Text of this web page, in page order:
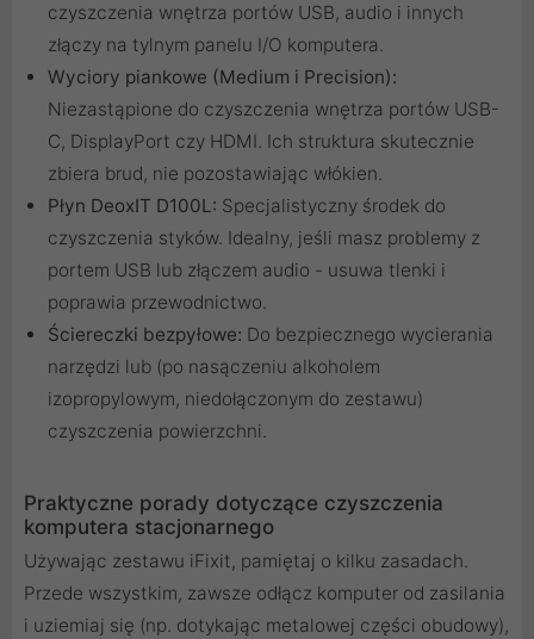
czyszczenia wnętrza portów USB, audio i innych
złączy na tylnym panelu I/O komputera.
Wyciory piankowe (Medium i Precision):
Niezastąpione do czyszczenia wnętrza portów USB-
C, DisplayPort czy HDMI. Ich struktura skutecznie
zbiera brud, nie pozostawiając włókien.
Płyn DeoxIT D100L: Specjalistyczny środek do
czyszczenia styków. Idealny, jeśli masz problemy z
portem USB lub złączem audio - usuwa tlenki i
poprawia przewodnictwo.
Ściereczki bezpyłowe: Do bezpiecznego wycierania
narzędzi lub (po nasączeniu alkoholem
izopropylowym, niedołączonym do zestawu)
czyszczenia powierzchni.
Praktyczne porady dotyczące czyszczenia
komputera stacjonarnego
Używając zestawu iFixit, pamiętaj o kilku zasadach.
Przede wszystkim, zawsze odłącz komputer od zasilania
i uziemiaj się (np. dotykając metalowej części obudowy),